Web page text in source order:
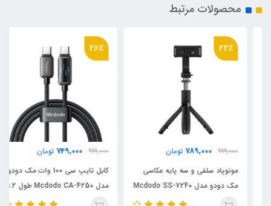
محصولات مرتبط
22٪
999,000
789,000 تومان
مونوپاد سلفی و سه پایه عکاسی
مک دودو مدل Mcdodo SS-7240
26٪
999,000
749,000 تومان
کابل تایپ سی 100 وات مک دودو
مدل Mcdodo CA-4250 طول 1.2